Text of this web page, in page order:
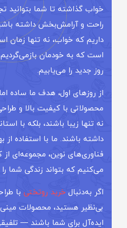
خواب گذاشته تا شما بتوانید
راحت و آرامش‌بخش داشته
داریم که خواب، نه تنها زمان
است که به خودمان بازمی‌گردیم
روز جدید را می‌یابیم.
از روزهای اول، هدف ما ساده اما
محصولاتی با کیفیت بالا و
نه تنها زیبا باشند، بلکه با
داشته باشند. ما با استفاده از
فناوری‌های نوین، مجموعه‌ای از
می‌کنیم که بتواند زندگی شما
اگر به‌دنبال خرید روتختی با
بی‌نظیر هستید، محصولات
ایده‌آل برای شما باشند —